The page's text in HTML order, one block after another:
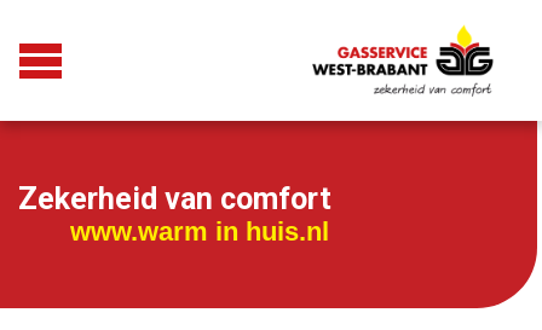
Zekerheid van comfort
www.warm in huis.nl